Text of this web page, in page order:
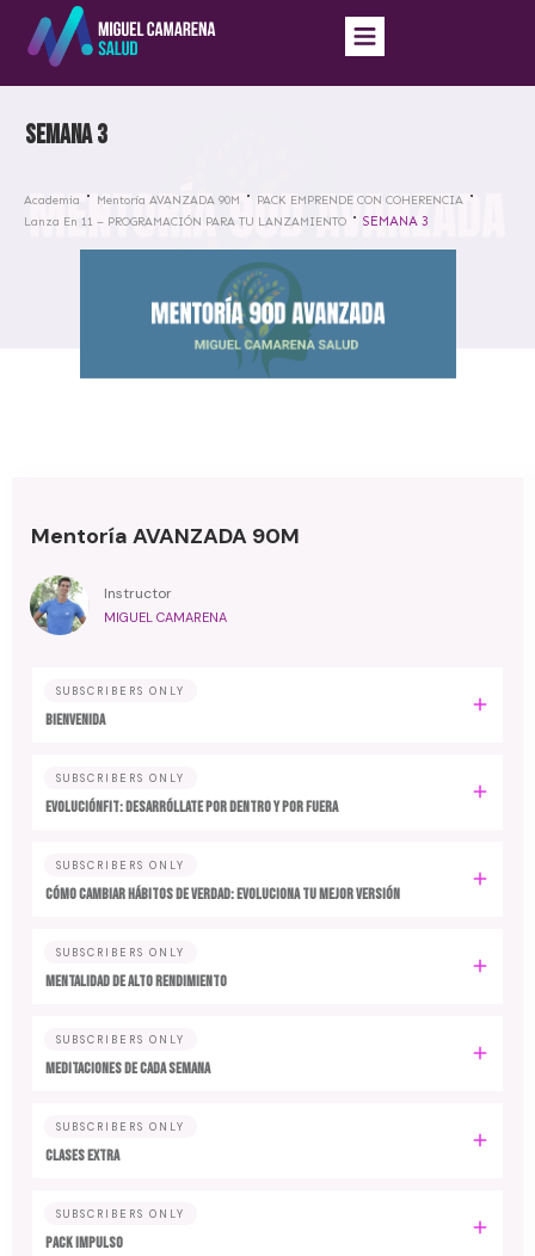
SEMANA 3
Academia Mentoría AVANZADA 90M
PACK EMPRENDE CON COHERENCIA
Lanza En 11 – PROGRAMACIÓN PARA TU LANZAMIENTO
SEMANA 3
Mentoría AVANZADA 90M
Instructor
MIGUEL CAMARENA
SUBSCRIBERS ONLY
BIENVENIDA
SUBSCRIBERS ONLY
EvoluciónFit: desarróllate por dentro y por fuera
SUBSCRIBERS ONLY
Cómo cambiar hábitos de verdad: evoluciona tu mejor versión
SUBSCRIBERS ONLY
MENTALIDAD DE ALTO RENDIMIENTO
SUBSCRIBERS ONLY
MEDITACIONES DE CADA SEMANA
SUBSCRIBERS ONLY
CLASES EXTRA
SUBSCRIBERS ONLY
PACK IMPULSO